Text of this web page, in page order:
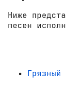
Ниже
песен